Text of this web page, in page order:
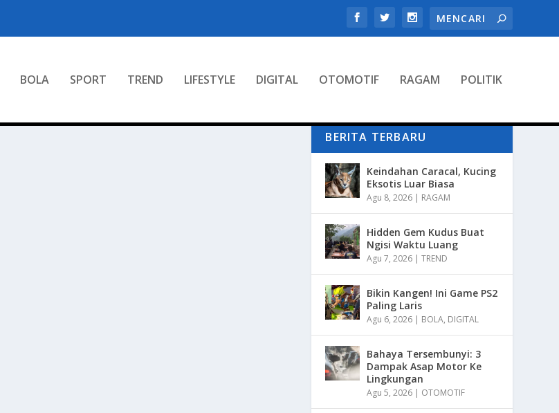
BOLA SPORT TREND LIFESTYLE DIGITAL OTOMOTIF RAGAM POLITIK
BERITA TERBARU
Keindahan Caracal, Kucing
Eksotis Luar Biasa
Agu 8, 2026 | RAGAM
Hidden Gem Kudus Buat
Ngisi Waktu Luang
Agu 7, 2026 |TREND
Bikin Kangen! Ini Game PS2
Paling Laris
Agu 6, 2026 | BOLA, DIGITAL
Bahaya Tersembunyi: 3
Dampak Asap Motor Ke
Lingkungan
Agu 5, 2026 | OTOMOTIF